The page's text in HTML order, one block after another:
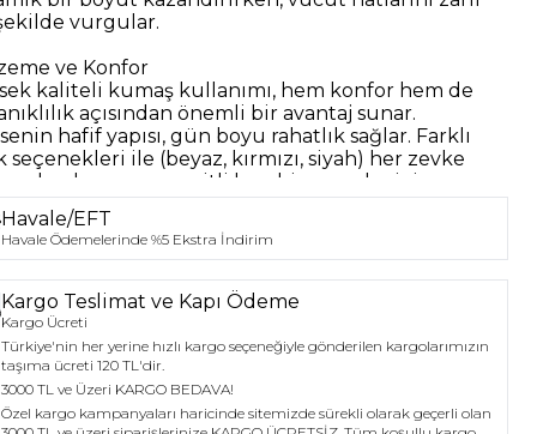
vurgular.
ve Konfor
kaliteli kumaş kullanımı, hem konfor hem de
açısından önemli bir avantaj sunar.
hafif yapısı, gün boyu rahatlık sağlar. Farklı
seçenekleri ile (beyaz, kırmızı, siyah) her zevke
eden bu parça, çeşitli kombinasyonlar için
Seçenekleri
bu midi elbise, her bedene uygun bir kesim
kullanıcıların kendilerini özel hissetmelerini
Alanları
davetlerden günlük kullanıma kadar geniş bir
Havale/EFT
Havale Ödemelerinde %5 Ekstra İndirim
Kargo Teslimat ve Kapı Ödeme
Kargo Ücreti
Türkiye'nin her yerine hızlı kargo seçeneğiyle gönderilen kargolarımızın
taşıma ücreti 120 TL'dir.
3000 TL ve Üzeri KARGO BEDAVA!
Özel kargo kampanyaları haricinde sitemizde sürekli olarak geçerli olan